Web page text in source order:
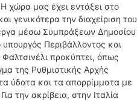
χώρα μας έχει εντάξει στο
γενικότερα την διαχείριση του
μέσω Συμπράξεων Δημοσίου
Περιβάλλοντος και
προκύπτει, όπως
της Ρυθμιστικής Αρχής
ύδατα και τα απορρίμματα με
την ακρίβεια, στην Ιταλία